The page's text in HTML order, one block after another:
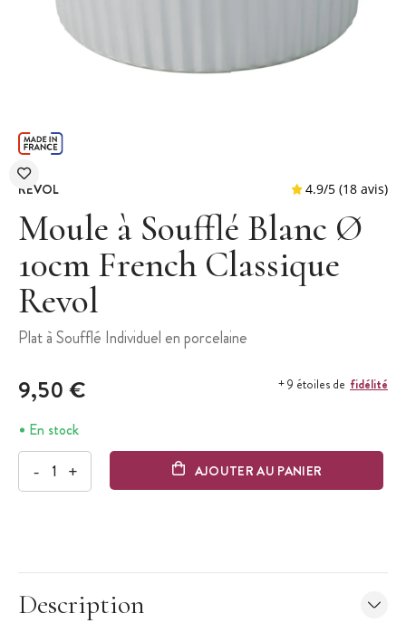
REVOL
Moule à Soufflé Blanc Ø
10cm French Classique
Revol
Plat à Soufflé Individuel en porcelaine
9,50 € + 9 étoiles de fidélité
En stock
- + AJOUTER AU PANIER
Description